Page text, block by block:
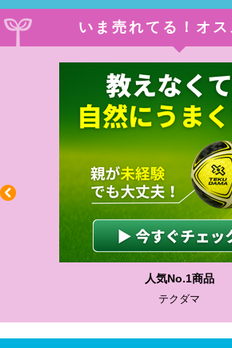
いま売れてる！オ
わかりやすい質問に沿って
サカイクサッカーノート